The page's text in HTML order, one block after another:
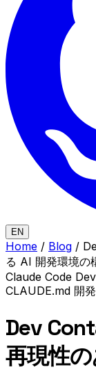
EN
Home / Blog /
る AI 開発環境の
Claude Code
CLAUDE.md 開
Dev
再現性